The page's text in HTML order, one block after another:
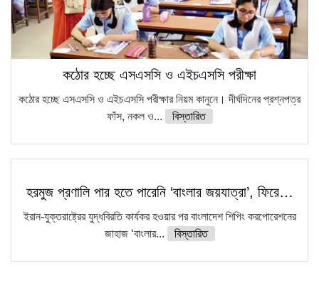
কঠোর হচ্ছে এসএসসি ও এইচএসসি পরীক্ষা
কঠোর হচ্ছে এসএসসি ও এইচএসসি পরীক্ষার নিয়ম কানুনে। দীর্ঘদিনের প্রশ্নপত্র
ফাঁস, নকল ও...
বিস্তারিত
হরমুজ প্রণালি পার হতে পারেনি ‘বাংলার জয়যাত্রা’, ফিরে…
ইরান-যুক্তরাষ্ট্রের যুদ্ধবিরতি কার্যকর হওয়ার পর বাংলাদেশ শিপিং করপোরেশনের
জাহাজ ‘বাংলার...
বিস্তারিত